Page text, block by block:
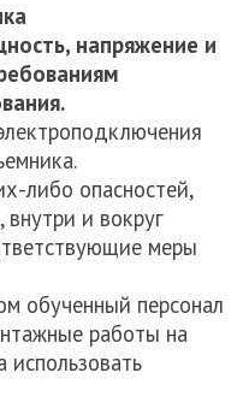
напряжение и
либо опасностей,
внутри и вокруг
меры
обученный персонал
работы на